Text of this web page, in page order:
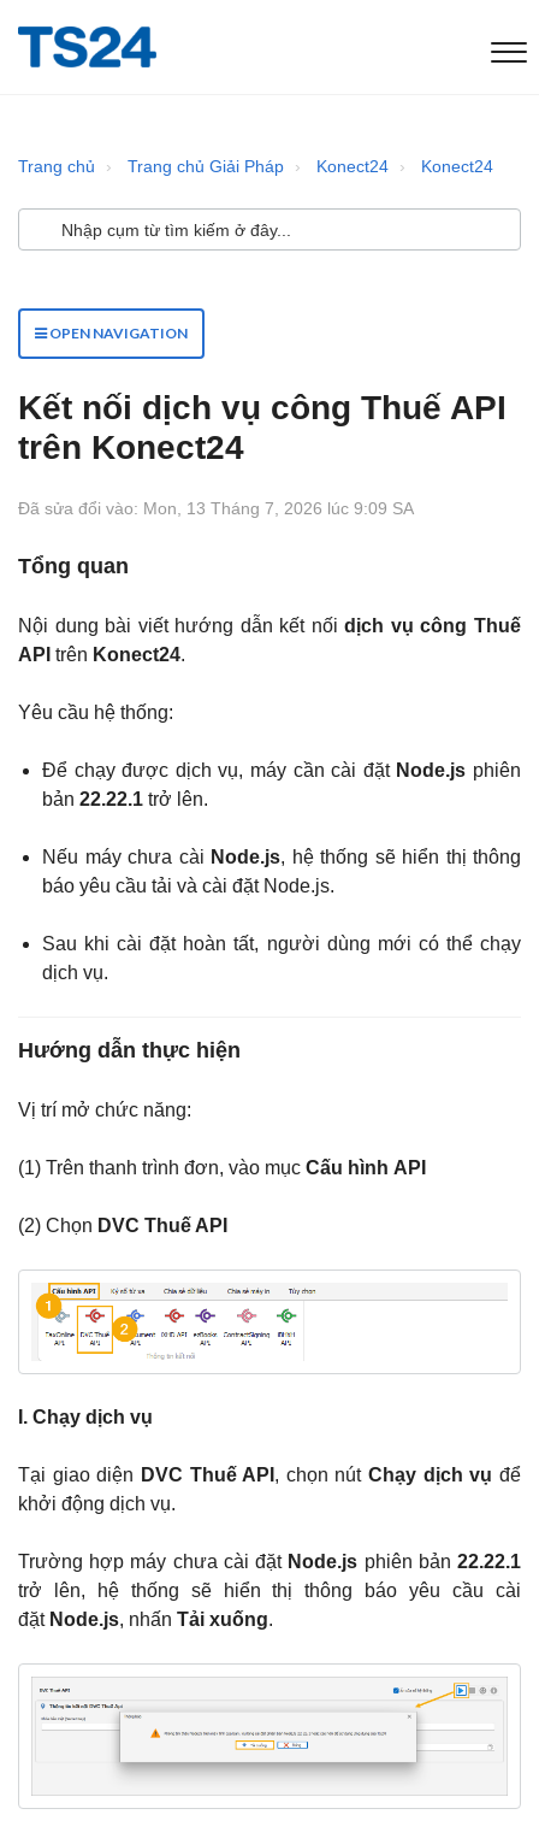
Trang chủ Trang chủ Giải Pháp Konect24 Konect24
OPEN NAVIGATION
Kết nối dịch vụ công Thuế API
trên Konect24
Đã sửa đổi vào: Mon, 13 Tháng 7, 2026 lúc 9:09 SA
Tổng quan
Nội dung bài viết hướng dẫn kết nốidịch vụ công Thuế
API trên Konect24.
Yêu cầu hệ thống:
Để chạy được dịch vụ, máy cần cài đặt Node.js phiên
bản 22.22.1 trở lên.
Nếu máy chưa cài Node.js, hệ thống sẽ hiển thị thông
báo yêu cầu tải và cài đặt Node.js.
Sau khi cài đặt hoàn tất, người dùng mới có thể chạy
dịch vụ.
Hướng dẫn thực hiện
Vị trí mở chức năng:
(1) Trên thanh trình đơn, vào mục Cấu hình API
(2) Chọn DVC Thuế API
I. Chạy dịch vụ
Tại giao diện DVC Thuế API , chọn nútChạy dịch vụ để
khởi động dịch vụ.
Trường hợp máy chưa cài đặt Node.js phiên bản22.22.1
trở lên, hệ thống sẽ hiển thị thông báo yêu cầu cài
đặtNode.js, nhấn Tải xuống.